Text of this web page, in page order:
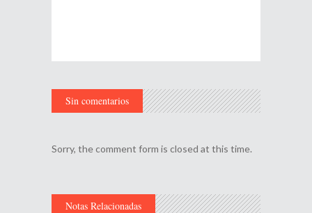
Sin comentarios
Sorry, the comment form is closed at this time.
Notas Relacionadas